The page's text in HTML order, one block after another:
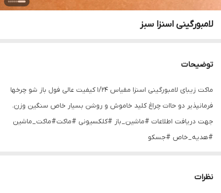
لامبورگینی اسنزا سبز
توضیحات
ماکت زیبای لامبورگینی اسنزا مقیاس ۱/۲۴ کیفیت عالی فول باز شو چرخها
فرمانپذیر دو حاات چراغ کلید خاموش و روشن بسیار خاص سنگین وزن.
جهت دریافت اطلاعات #ماشین_باز #کلکسیونی #ماکت#ماکت_ماشین
#هدیه_خاص #جسکو
نظرات